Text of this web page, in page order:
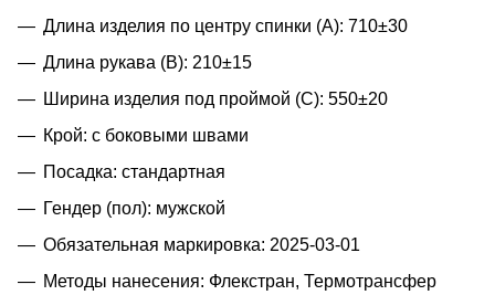
Длина изделия по центру спинки (A): 710±30
Длина рукава (B): 210±15
Ширина изделия под проймой (С): 550±20
Крой: с боковыми швами
Посадка: стандартная
Гендер (пол): мужской
Обязательная маркировка: 2025-03-01
Методы нанесения: Флекстран, Термотрансфер